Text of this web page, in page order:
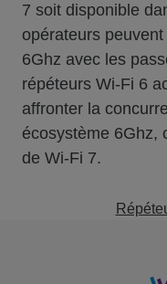
7 soit disponible
opérateurs
6Ghz avec les
répéteurs Wi-Fi 6
affronter la
écosystème 6Ghz,
de Wi-Fi 7.